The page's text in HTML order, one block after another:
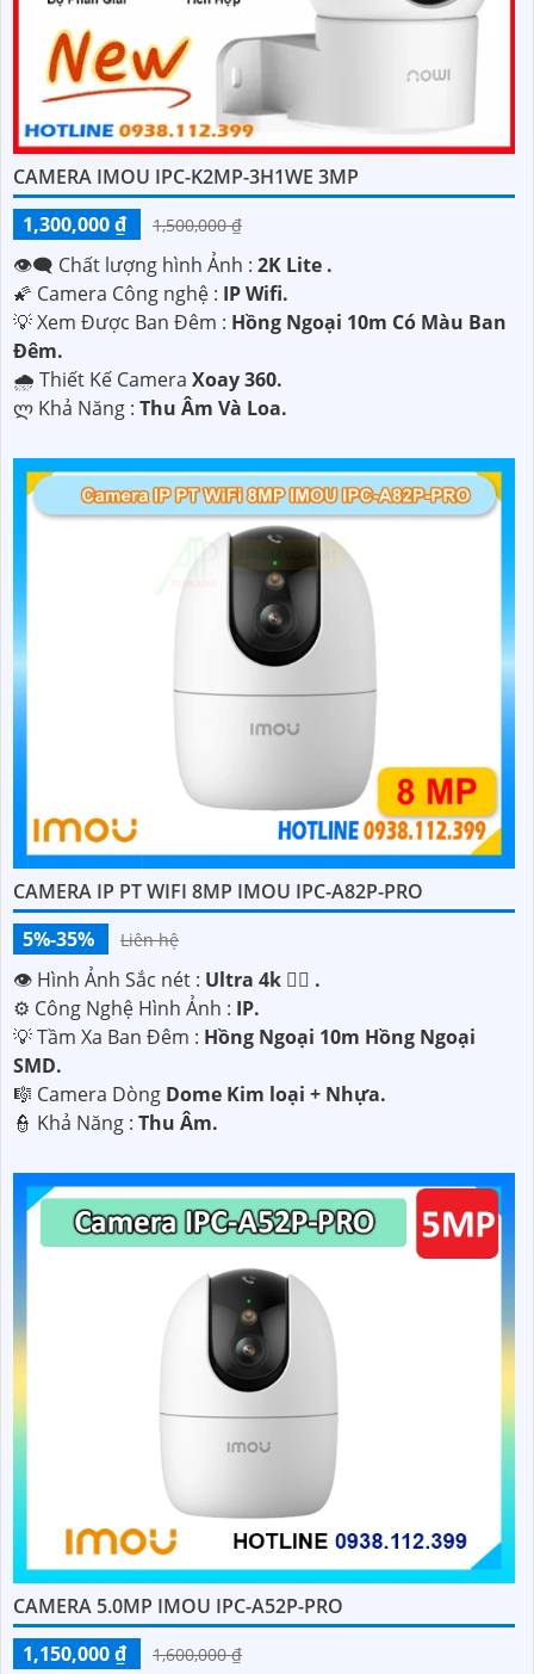
CAMERA IMOU IPC-K2MP-3H1WE 3MP
1,300,000 ₫
1,500,000 ₫
👁️‍🗨 Chất lượng hình Ảnh : 2K Lite .
🌠 Camera Công nghệ : IP Wifi.
💡 Xem Được Ban Đêm : Hồng Ngoại 10m Có Màu Ban
Ðêm.
🌧️ Thiết Kế Camera Xoay 360.
️ლ Khả Năng : Thu Âm Và Loa.
CAMERA IP PT WIFI 8MP IMOU IPC-A82P-PRO
5%-35%
Liên hệ
👁 Hình Ảnh Sắc nét : Ultra 4k 👍🏾 .
⚙ Công Nghệ Hình Ảnh : IP.
💡 Tầm Xa Ban Đêm : Hồng Ngoại 10m Hồng Ngoại
SMD.
🎼️ Camera Dòng Dome Kim loại + Nhựa.
️👮 Khả Năng : Thu Âm.
CAMERA 5.0MP IMOU IPC-A52P-PRO
1,150,000 ₫
1,600,000 ₫